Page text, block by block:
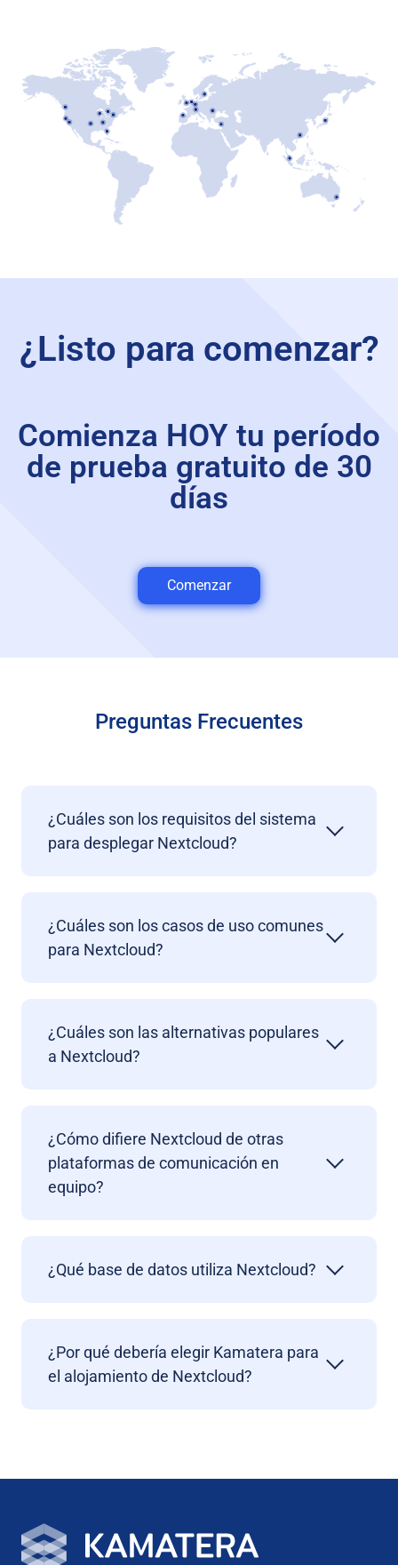
¿Listo para comenzar?
Comienza HOY tu período
de prueba gratuito de 30
días
Comenzar
Preguntas Frecuentes
¿Cuáles son los requisitos del sistema
para desplegar Nextcloud?
¿Cuáles son los casos de uso comunes
para Nextcloud?
¿Cuáles son las alternativas populares
a Nextcloud?
¿Cómo difiere Nextcloud de otras
plataformas de comunicación en
equipo?
¿Qué base de datos utiliza Nextcloud?
¿Por qué debería elegir Kamatera para
el alojamiento de Nextcloud?